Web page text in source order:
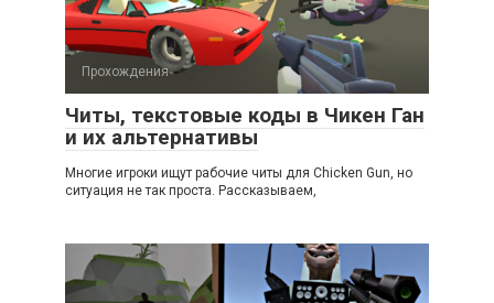
Прохождения
Читы, текстовые коды в Чикен Ган
и их альтернативы
Многие игроки ищут рабочие читы для Chicken Gun, но
ситуация не так проста. Рассказываем,